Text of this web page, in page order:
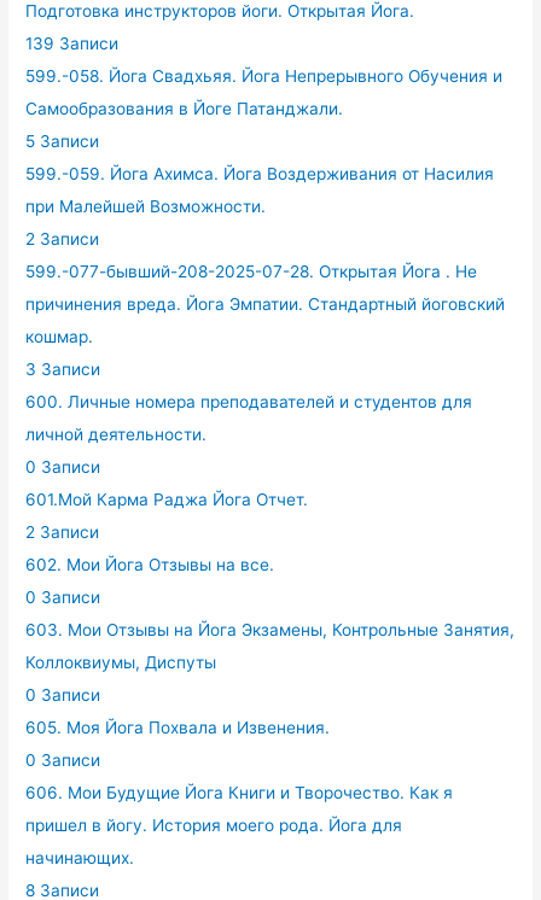
Подготовка инструкторов йоги. Открытая Йога.
139 Записи
599.-058. Йога Свадхьяя. Йога Непрерывного Обучения и
Самообразования в Йоге Патанджали.
5 Записи
599.-059. Йога Ахимса. Йога Воздерживания от Насилия
при Малейшей Возможности.
2 Записи
599.-077-бывший-208-2025-07-28. Открытая Йога . Не
причинения вреда. Йога Эмпатии. Стандартный йоговский
кошмар.
3 Записи
600. Личные номера преподавателей и студентов для
личной деятельности.
0 Записи
601.Мой Карма Раджа Йога Отчет.
2 Записи
602. Мои Йога Отзывы на все.
0 Записи
603. Мои Отзывы на Йога Экзамены, Контрольные Занятия,
Коллоквиумы, Диспуты
0 Записи
605. Моя Йога Похвала и Извенения.
0 Записи
606. Мои Будущие Йога Книги и Творочество. Как я
пришел в йогу. История моего рода. Йога для
начинающих.
8 Записи